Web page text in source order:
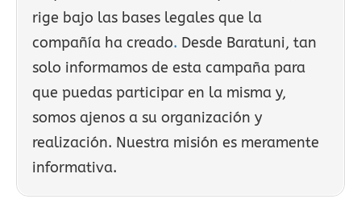
rige bajo las bases legales que la
compañía ha creado. Desde Baratuni, tan
solo informamos de esta campaña para
que puedas participar en la misma y,
somos ajenos a su organización y
realización. Nuestra misión es meramente
informativa.